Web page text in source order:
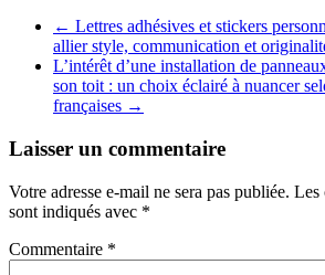
← Lettres adhésives et stickers
allier style, communication et
L’intérêt d’une installation de
son toit : un choix éclairé à nuancer
françaises →
Laisser un commentaire
Votre adresse e-mail ne sera pas publiée. Les
sont indiqués avec *
Commentaire *